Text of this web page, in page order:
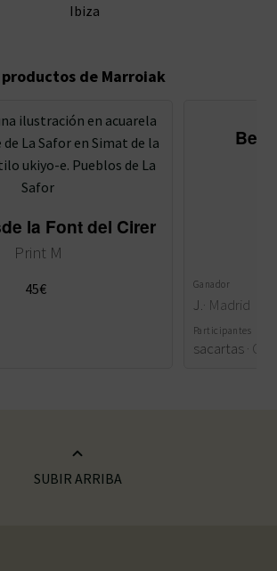
productos de Marroiak
la Font del Cirer
Print M
45€ Ganador
J.· Madrid
Participantes
sacartas·
SUBIR ARRIBA